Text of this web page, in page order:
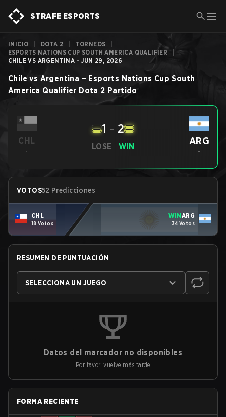
STRAFE ESPORTS
INICIO DOTA 2 TORNEOS
ESPORTS NATIONS CUP SOUTH AMERICA QUALIFIER
CHILE VS ARGENTINA - JUN 29, 2026
Chile vs Argentina – Esports Nations Cup South
America Qualifier Dota 2 Partido
CHL
-
LOSE
1 - 2
WIN ARG
-
VOTOS52 Predicciones
CHL
18 Votos
WINARG
34 Votos
RESUMEN DE PUNTUACIÓN
SELECCIONA UN JUEGO
Datos del marcador no disponibles
Por favor, vuelve más tarde
FORMA RECIENTE